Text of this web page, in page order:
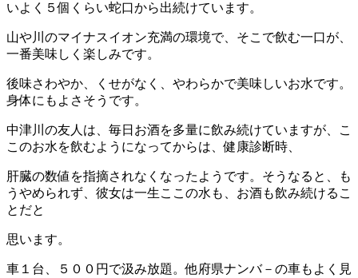
いよく５個くらい蛇口から出続けています。
山や川のマイナスイオン充満の環境で、そこで飲む一口が、
一番美味しく楽しみです。
後味さわやか、くせがなく、やわらかで美味しいお水です。
身体にもよさそうです。
中津川の友人は、毎日お酒を多量に飲み続けていますが、こ
このお水を飲むようになってからは、健康診断時、
肝臓の数値を指摘されなくなったようです。そうなると、も
うやめられず、彼女は一生ここの水も、お酒も飲み続けるこ
とだと
思います。
車１台、５００円で汲み放題。他府県ナンバ－の車もよく見